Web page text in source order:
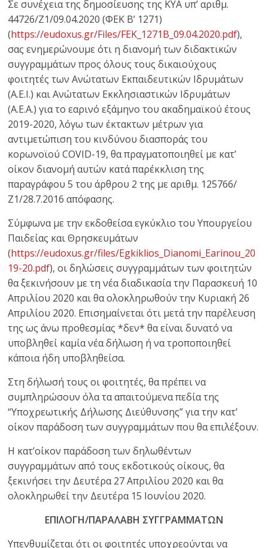
Σε συνέχεια της δημοσίευσης της ΚΥΑ υπ’ αριθμ.
44726/Ζ1/09.04.2020 (ΦΕΚ Β’ 1271)
(https://eudoxus.gr/Files/FEK_1271B_09.04.2020.pdf),
σας ενημερώνουμε ότι η διανομή των διδακτικών
συγγραμμάτων προς όλους τους δικαιούχους
φοιτητές των Ανώτατων Εκπαιδευτικών Ιδρυμάτων
(Α.Ε.Ι.) και Ανώτατων Εκκλησιαστικών Ιδρυμάτων
(Α.Ε.Α.) για το εαρινό εξάμηνο του ακαδημαϊκού έτους
2019-2020, λόγω των έκτακτων μέτρων για
αντιμετώπιση του κινδύνου διασποράς του
κορωνοϊού COVID-19, θα πραγματοποιηθεί με κατ’
οίκον διανομή αυτών κατά παρέκκλιση της
παραγράφου 5 του άρθρου 2 της με αριθμ. 125766/
Ζ1/28.7.2016 απόφασης.
Σύμφωνα με την εκδοθείσα εγκύκλιο του Υπουργείου
Παιδείας και Θρησκευμάτων
(https://eudoxus.gr/files/Egkiklios_Dianomi_Earinou_20
19-20.pdf), οι δηλώσεις συγγραμμάτων των φοιτητών
θα ξεκινήσουν με τη νέα διαδικασία την Παρασκευή 10
Απριλίου 2020 και θα ολοκληρωθούν την Κυριακή 26
Απριλίου 2020. Επισημαίνεται ότι μετά την παρέλευση
της ως άνω προθεσμίας *δεν* θα είναι δυνατό να
υποβληθεί καμία νέα δήλωση ή να τροποποιηθεί
κάποια ήδη υποβληθείσα.
Στη δήλωσή τους οι φοιτητές, θα πρέπει να
συμπληρώσουν όλα τα απαιτούμενα πεδία της
“Υποχρεωτικής Δήλωσης Διεύθυνσης” για την κατ’
οίκον παράδοση των συγγραμμάτων που θα επιλέξουν.
Η κατ’οίκον παράδοση των δηλωθέντων
συγγραμμάτων από τους εκδοτικούς οίκους, θα
ξεκινήσει την Δευτέρα 27 Απριλίου 2020 και θα
ολοκληρωθεί την Δευτέρα 15 Ιουνίου 2020.
ΕΠΙΛΟΓΗ/ΠΑΡΑΛΑΒΗ ΣΥΓΓΡΑΜΜΑΤΩΝ
Υπενθυμίζεται ότι οι φοιτητές υποχρεούνται να